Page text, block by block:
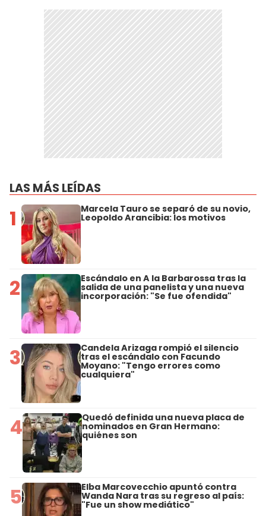
LAS MÁS LEÍDAS
1 Marcela Tauro se separó de su novio,
Leopoldo Arancibia: los motivos
2 Escándalo en A la Barbarossa tras la
salida de una panelista y una nueva
incorporación: "Se fue ofendida"
3 Candela Arizaga rompió el silencio
tras el escándalo con Facundo
Moyano: "Tengo errores como
cualquiera"
4 Quedó definida una nueva placa de
nominados en Gran Hermano:
quiénes son
5 Elba Marcovecchio apuntó contra
Wanda Nara tras su regreso al país:
"Fue un show mediático"